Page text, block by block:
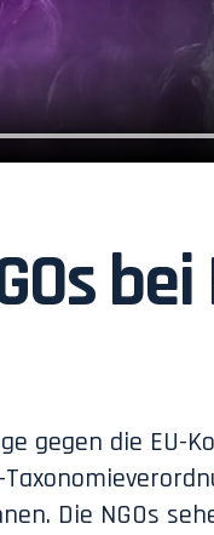
bei
gegen die EU-
Die NGOs